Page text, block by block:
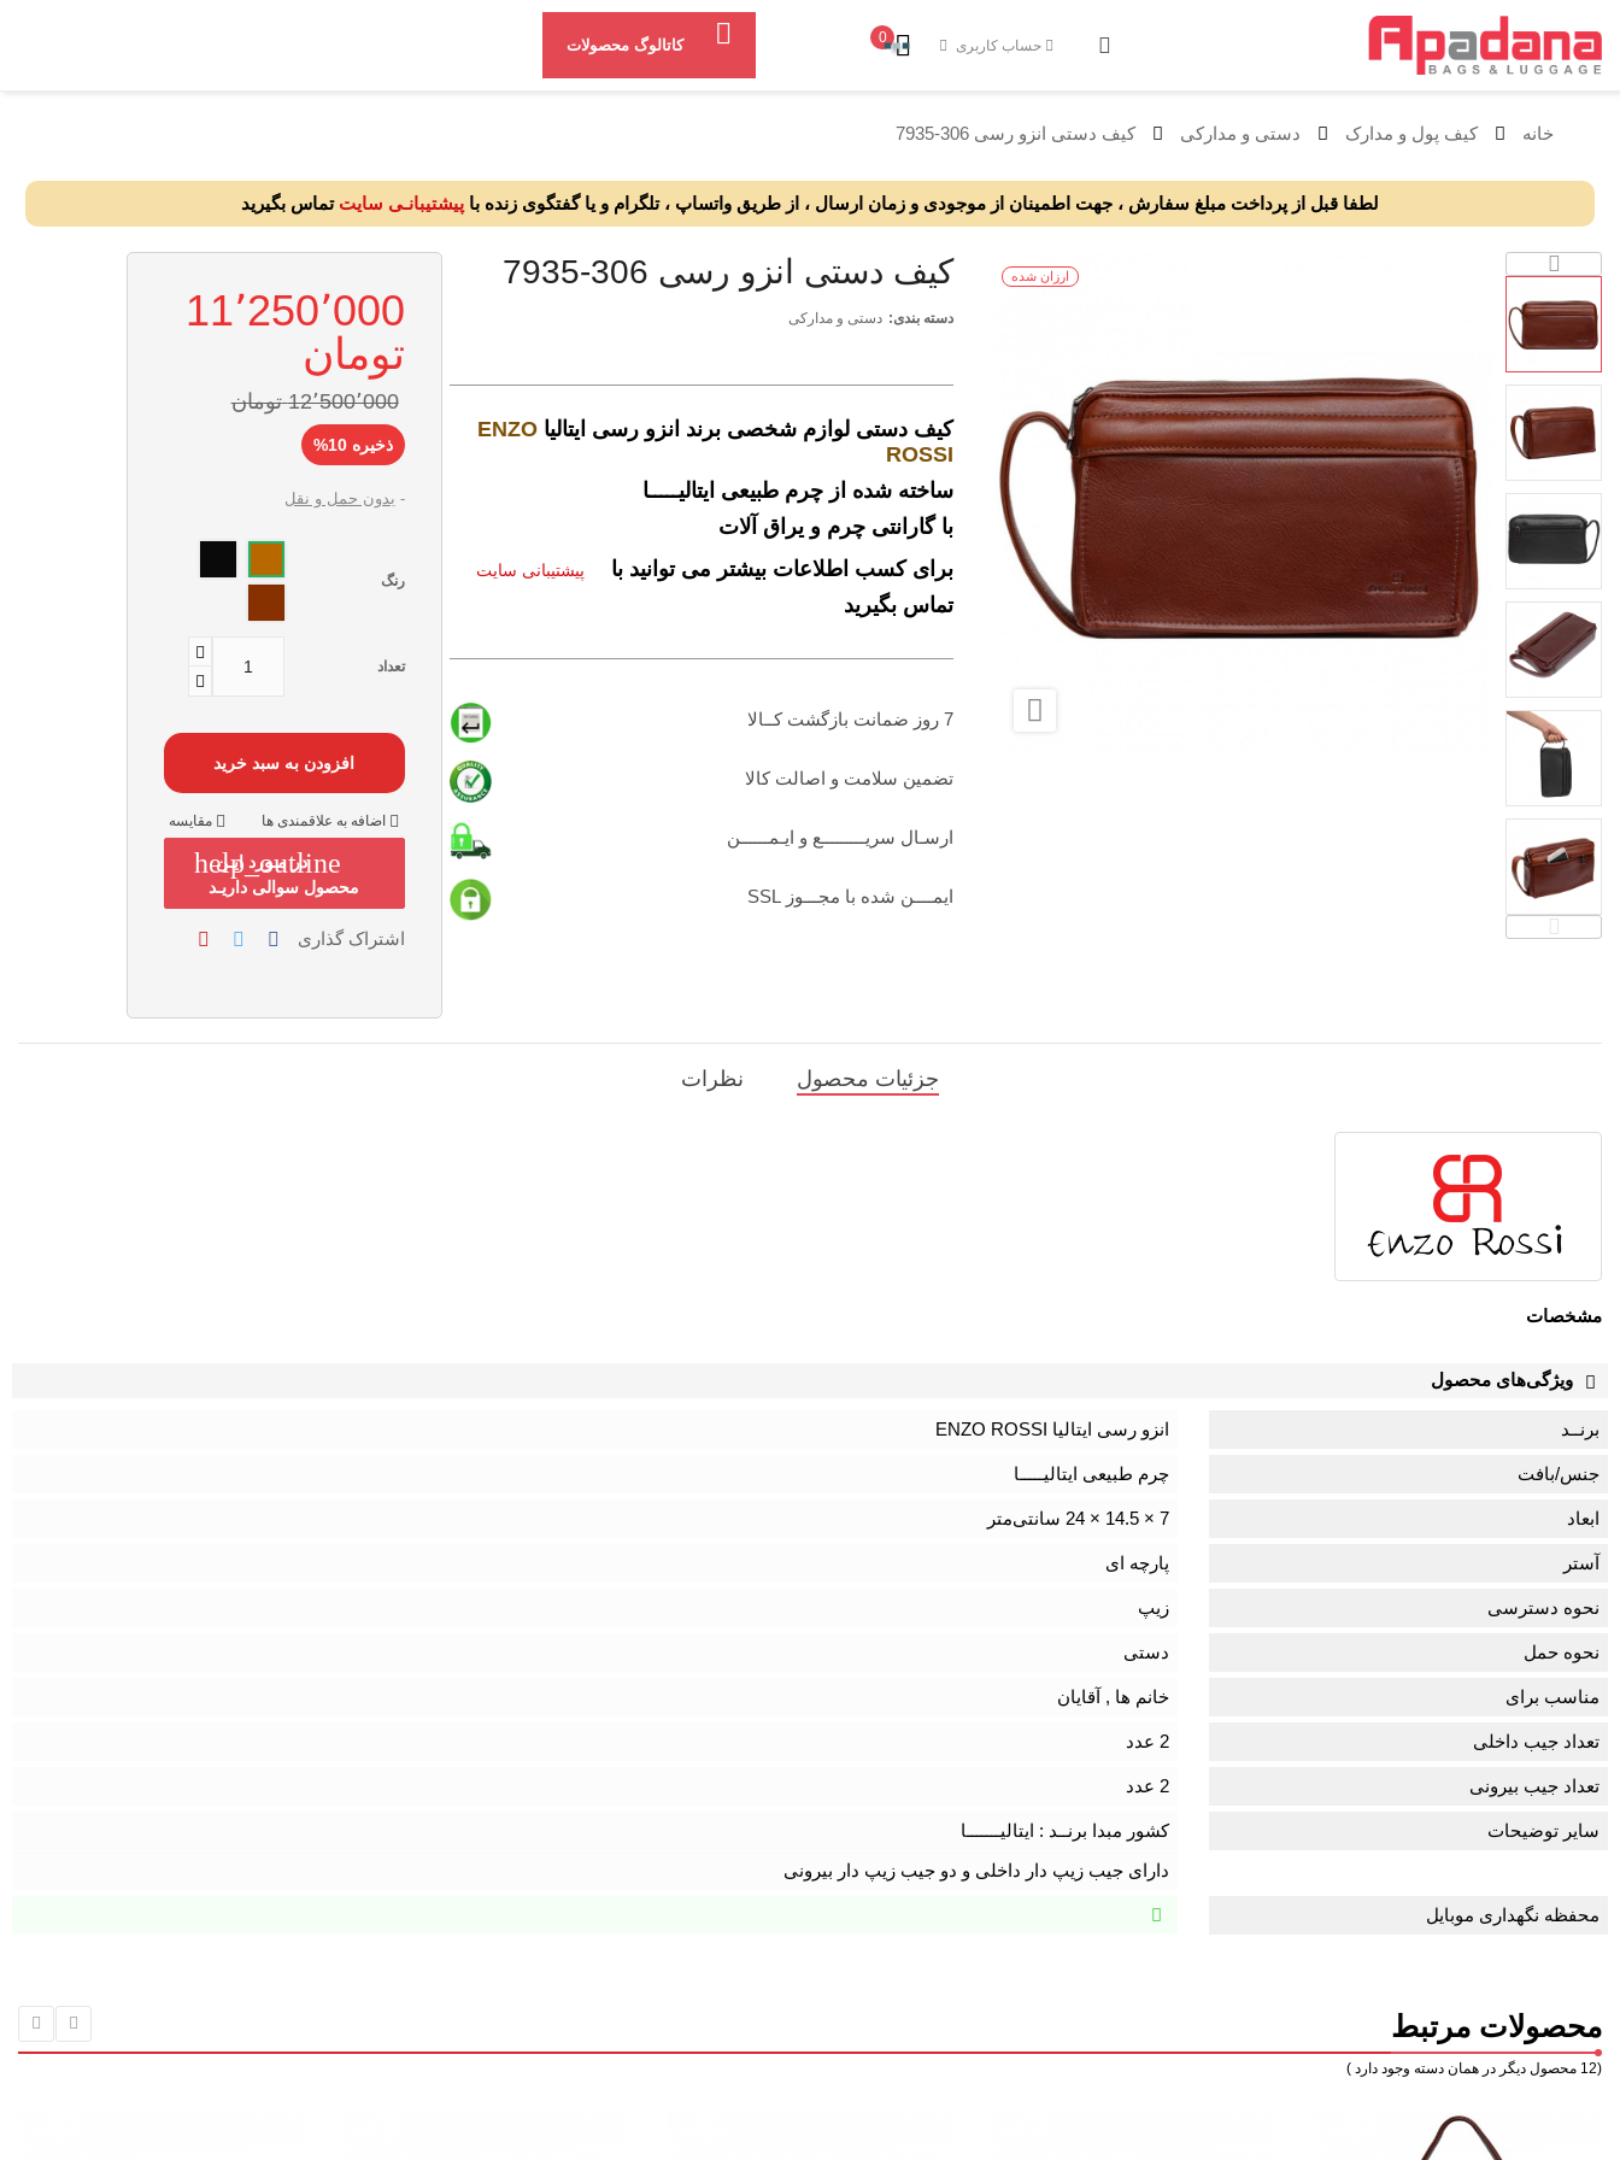
حساب کاربری 0 کاتالوگ محصولات
خانه کیف پول و مدارک دستی و مدارکی کیف دستی انزو رسی 306-7935
لطفا قبل از پرداخت مبلغ سفارش ، جهت اطمینان از موجودی و زمان ارسال ، از طریق واتساپ ، تلگرام و یا گفتگوی زنده با پیشتیبانـی سایتتماس بگیرید
ارزان شده

کیف دستی انزو رسی 306-7935
دسته بندی: دستی و مدارکی
کیف دستی لوازم شخصی برند انزو رسی ایتالیا ENZO
ROSSI
ساخته شده از چرم طبیعی ایتالیـــــا
با گارانتی چرم و یراق آلات
برای کسب اطلاعات بیشتر می توانید با
پیشتیبانی سایت
تماس بگیرید
7 روز ضمانت بازگشت کــالا
تضمين سلامت و اصالت کالا
ارسـال سریـــــــــع و ایـمــــــن
ایمــــن شده با مجـــوز SSL
11٬250٬000
12٬500٬000 ‎تومان
ذخیره 10%
بدون حمل و نقل
رنگ
تعداد
افزودن به سبد خرید
اضافه به علاقمندی ها مقایسه
help_outline
در مـورد ایـن
محصول سوالی داریـد
اشتراک گذاری
جزئیات محصول نظرات
مشخصات
ویژگی‌های محصول
برنــد انزو رسی ایتالیا ENZO ROSSI
جنس/بافت چرم طبیعی ایتالیـــــا
ابعاد 7 × 14.5 × 24 سانتی‌متر
آستر پارچه ای
نحوه دسترسی زیپ
نحوه حمل دستی
مناسب برای خانم ها , آقایان
تعداد جیب داخلی 2 عدد
تعداد جیب بیرونی 2 عدد
سایر توضیحات
کشور مبدا برنــد : ایتالیـــــــا
دارای جیب زیپ دار داخلی و دو جیب زیپ دار بیرونی
محفظه نگهداری موبایل
محصولات مرتبط
(12 محصول دیگر در همان دسته وجود دارد )